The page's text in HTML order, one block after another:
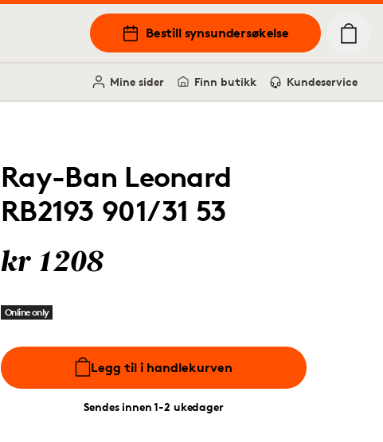
Bestill synsundersøkelse
Mine sider Finn butikk Kundeservice
Ray-Ban Leonard
RB2193 901/31 53
kr 1208
Online only
Legg til i handlekurven
Sendes innen 1-2 ukedager